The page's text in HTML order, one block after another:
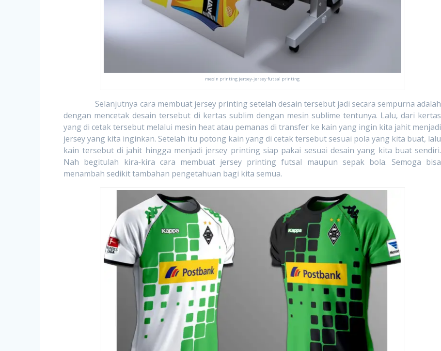
mesin printing jersey-jersey futsal printing
Selanjutnya cara membuat jersey printing setelah desain tersebut jadi secara sempurna adalah
dengan mencetak desain tersebut di kertas sublim dengan mesin sublime tentunya. Lalu, dari kertas
yang di cetak tersebut melalui mesin heat atau pemanas di transfer ke kain yang ingin kita jahit menjadi
jersey yang kita inginkan. Setelah itu potong kain yang di cetak tersebut sesuai pola yang kita buat, lalu
kain tersebut di jahit hingga menjadi jersey printing siap pakai sesuai desain yang kita buat sendiri.
Nah begitulah kira-kira cara membuat jersey printing futsal maupun sepak bola. Semoga bisa
menambah sedikit tambahan pengetahuan bagi kita semua.